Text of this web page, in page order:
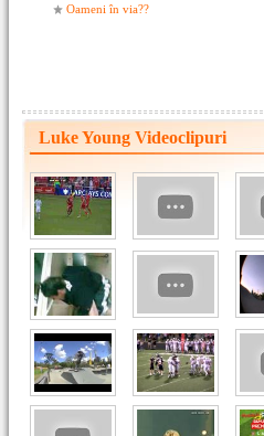
Oameni în via??
Luke Young Videoclipuri